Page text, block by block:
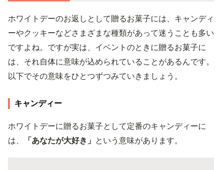
ホワイトデーのお返しとして贈るお菓子には、キャンディ
ーやクッキーなどさまざまな種類があって迷うことも多い
ですよね。ですが実は、イベントのときに贈るお菓子に
は、それ自体に意味が込められていることがあるんです。
以下でその意味をひとつずつみていきましょう。
キャンディー
ホワイトデーに贈るお菓子として定番のキャンディーに
は、
「あなたが大好き」 という意味があります。